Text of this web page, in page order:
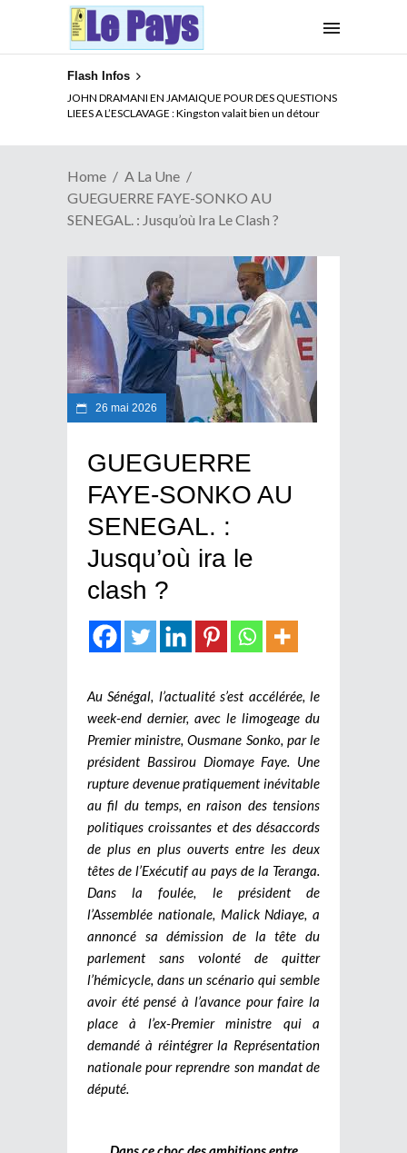
Flash Infos
JOHN DRAMANI EN JAMAIQUE POUR DES QUESTIONS
LIEES A L’ESCLAVAGE : Kingston valait bien un détour
ELECTION DE TALON A LA TETE DU SENAT BENINOIS :
Quand Patrice quitte le pouvoir sans partir !
Home
A La Une
GUEGUERRE FAYE-SONKO AU
SENEGAL. : Jusqu’où Ira Le Clash ?
26 mai 2026
GUEGUERRE
FAYE-SONKO AU
SENEGAL. :
Jusqu’où ira le
clash ?
Au Sénégal, l’actualité s’est accélérée, le
week-end dernier, avec le limogeage du
Premier ministre, Ousmane Sonko, par le
président Bassirou Diomaye Faye. Une
rupture devenue pratiquement inévitable
au fil du temps, en raison des tensions
politiques croissantes et des désaccords
de plus en plus ouverts entre les deux
têtes de l’Exécutif au pays de la Teranga.
Dans la foulée, le président de
l’Assemblée nationale, Malick Ndiaye, a
annoncé sa démission de la tête du
parlement sans volonté de quitter
l’hémicycle, dans un scénario qui semble
avoir été pensé à l’avance pour faire la
place à l’ex-Premier ministre qui a
demandé à réintégrer la Représentation
nationale pour reprendre son mandat de
député.